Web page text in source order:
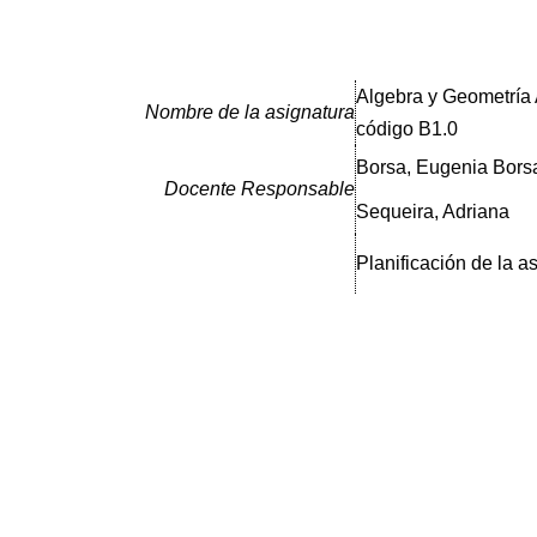
Nombre de la asignatura
Algebra y Geometría
código B1.0
Docente Responsable
Borsa, Eugenia
Sequeira, Adriana
Planificación de la